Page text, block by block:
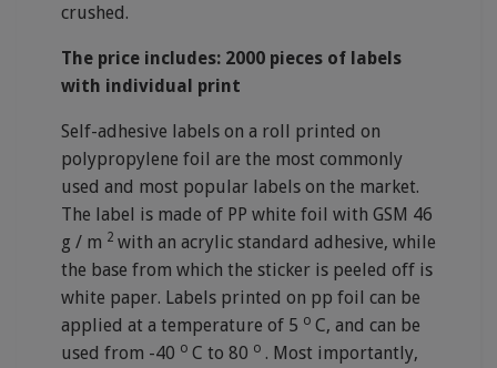
crushed.
The price includes: 2000 pieces of labels
with individual print
Self-adhesive labels on a roll printed on
polypropylene foil are the most commonly
used and most popular labels on the market.
The label is made of PP white foil with GSM 46
g / m 2 with an acrylic standard adhesive, while
the base from which the sticker is peeled off is
white paper. Labels printed on pp foil can be
applied at a temperature of 5 o C, and can be
used from -40 o C to 80 o . Most importantly,